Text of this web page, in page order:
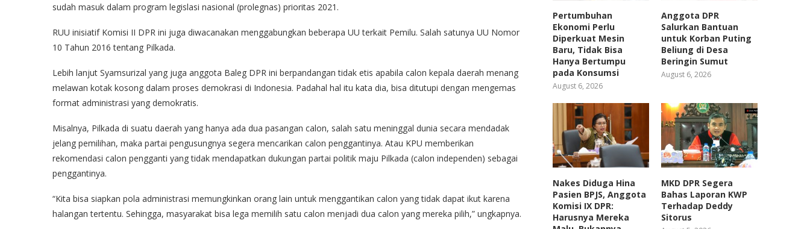
sudah masuk dalam program legislasi nasional (prolegnas) prioritas 2021.
RUU inisiatif Komisi II DPR ini juga diwacanakan menggabungkan beberapa UU terkait Pemilu. Salah satunya UU Nomor
10 Tahun 2016 tentang Pilkada.
Lebih lanjut Syamsurizal yang juga anggota Baleg DPR ini berpandangan tidak etis apabila calon kepala daerah menang
melawan kotak kosong dalam proses demokrasi di Indonesia. Padahal hal itu kata dia, bisa ditutupi dengan mengemas
format administrasi yang demokratis.
Misalnya, Pilkada di suatu daerah yang hanya ada dua pasangan calon, salah satu meninggal dunia secara mendadak
jelang pemilihan, maka partai pengusungnya segera mencarikan calon penggantinya. Atau KPU memberikan
rekomendasi calon pengganti yang tidak mendapatkan dukungan partai politik maju Pilkada (calon independen) sebagai
penggantinya.
“Kita bisa siapkan pola administrasi memungkinkan orang lain untuk menggantikan calon yang tidak dapat ikut karena
halangan tertentu. Sehingga, masyarakat bisa lega memilih satu calon menjadi dua calon yang mereka pilih,” ungkapnya.
Pertumbuhan
Ekonomi Perlu
Diperkuat Mesin
Baru, Tidak Bisa
Hanya Bertumpu
pada Konsumsi
August 6, 2026
Anggota DPR
Salurkan Bantuan
untuk Korban Puting
Beliung di Desa
Beringin Sumut
August 6, 2026
Nakes Diduga Hina
Pasien BPJS, Anggota
Komisi IX DPR:
Harusnya Mereka
MKD DPR Segera
Bahas Laporan KWP
Terhadap Deddy
Sitorus